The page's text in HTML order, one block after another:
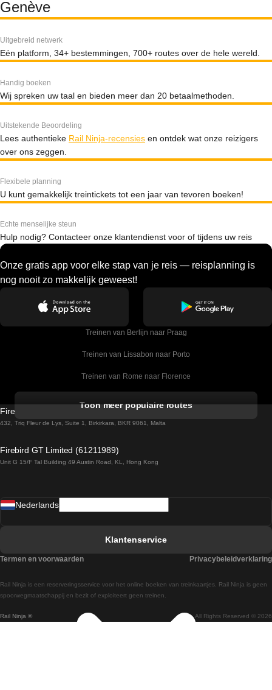
Genève
Uitgebreid netwerk
Eén platform, 34+ bestemmingen, 700+ routes over de hele wereld.
Handig boeken
Wij spreken uw taal en bieden meer dan 20 betaalmethoden.
Uitstekende Beoordeling
Lees authentieke Rail Ninja-recensies en ontdek wat onze reizigers
over ons zeggen.
Flexibele planning
U kunt gemakkelijk treintickets tot een jaar van tevoren boeken!
Echte menselijke steun
Hulp nodig? Contacteer onze klantendienst voor of tijdens uw reis
Onze gratis app voor elke stap van je reis — reisplanning is
nog nooit zo makkelijk geweest!
Treinen van Berlijn naar Praag
Treinen van Lissabon naar Porto
Treinen van Rome naar Florence
Treinen van Sevilla naar Barcelona
Treinen van Praag naar Wenen
Treinen van Wenen naar Salzburg
Treinen van Wenen naar Praag
Toon meer populaire routes
Firebird GT Limited (OC 1451)
432, Triq Fleur de Lys, Suite 1, Birkirkara, BKR 9061, Malta
Firebird GT Limited (61211989)
Unit G 15/F Tal Building 49 Austin Road, KL, Hong Kong
Rail Ninja ® All Rights Reserved © 2026
Rail Ninja is een reserveringsservice voor het online boeken van treinkaartjes. Rail Ninja is geen
spoorwegmaatschappij en bezit of exploiteert geen treinen.
Nederlands
Klantenservice
Termen en voorwaarden Privacybeleidverklaring